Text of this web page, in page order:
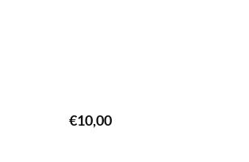
€10,00